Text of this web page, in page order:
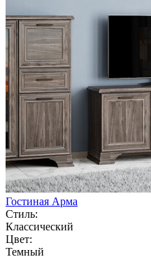
Гостиная Арма
Стиль:
Классический
Цвет:
Темный